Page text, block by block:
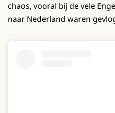
chaos, vooral bij de vele
naar Nederland waren